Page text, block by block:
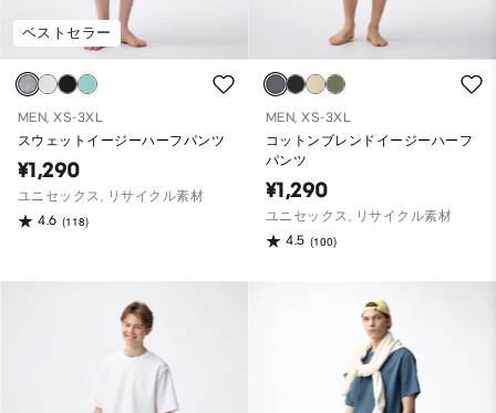
ベストセラー
MEN, XS-3XL
スウェットイージーハーフパンツ
¥1,290
ユニセックス, リサイクル素材
4.6 (118)
MEN, XS-3XL
コットンブレンドイージーハーフ
パンツ
¥1,290
ユニセックス, リサイクル素材
4.5 (100)